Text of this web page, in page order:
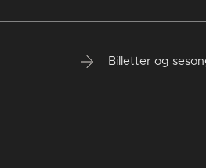
Billetter og